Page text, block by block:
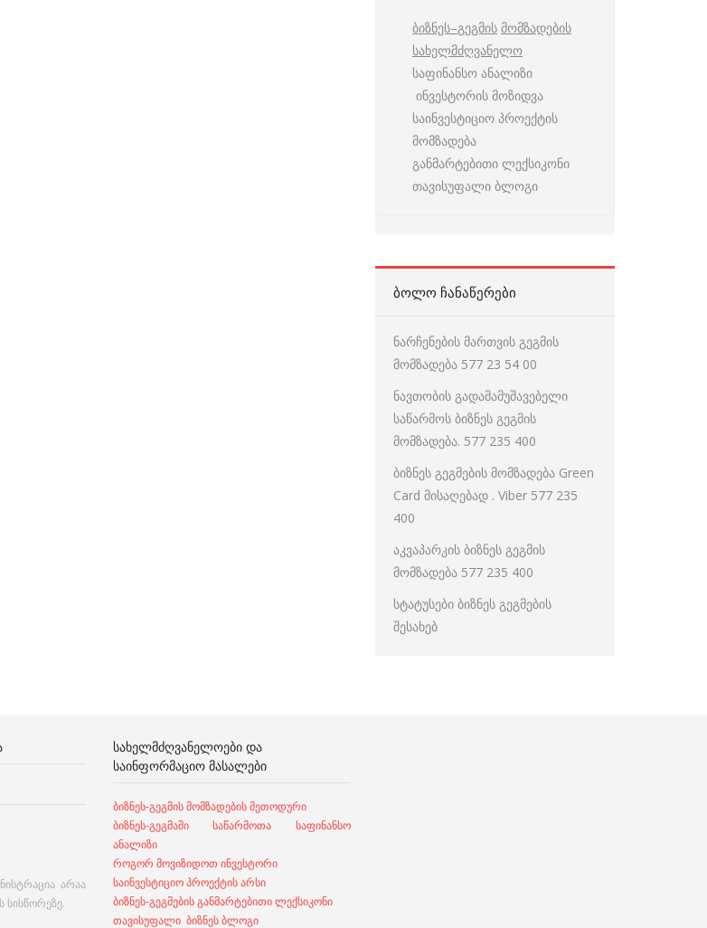
ბიზნეს–გეგმის მომზადების
სახელმძღვანელო
საფინანსო ანალიზი
ინვესტორის მოზიდვა
საინვესტიციო პროექტის
მომზადება
განმარტებითი ლექსიკონი
თავისუფალი ბლოგი
ᲑᲝᲚᲝ ᲩᲐᲜᲐᲬᲔᲠᲔᲑᲘ
ნარჩენების მართვის გეგმის
მომზადება 577 23 54 00
ნავთობის გადამამუშავებელი
საწარმოს ბიზნეს გეგმის
მომზადება. 577 235 400
ბიზნეს გეგმების მომზადება Green
Card მისაღებად . Viber 577 235
400
აკვაპარკის ბიზნეს გეგმის
მომზადება 577 235 400
სტატუსები ბიზნეს გეგმების
შესახებ
არაა
სისწორეზე.
ᲡᲐᲮᲔᲚᲛᲫᲦᲕᲐᲜᲔᲚᲝᲔᲑᲘ ᲓᲐ
ᲡᲐᲘᲜᲤᲝᲠᲛᲐᲪᲘᲝ ᲛᲐᲡᲐᲚᲔᲑᲘ
ბიზნეს-გეგმის მომზადების მეთოდური
ბიზნეს-გეგმაში საწარმოთა საფინანსო
ანალიზი
როგორ მოვიზიდოთ ინვესტორი
საინვესტიციო პროექტის არსი
ბიზნეს-გეგმების განმარტებითი ლექსიკონი
თავისუფალი ბიზნეს ბლოგი